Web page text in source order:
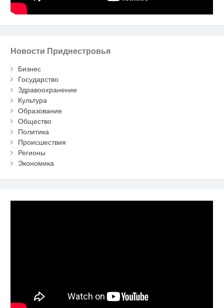
Новости Приднестровья
Бизнес
Государство
Здравоохранение
Культура
Образование
Общество
Политика
Происшествия
Регионы
Экономика